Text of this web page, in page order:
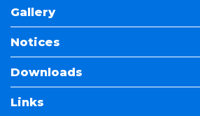
Gallery
Notices
Downloads
Links